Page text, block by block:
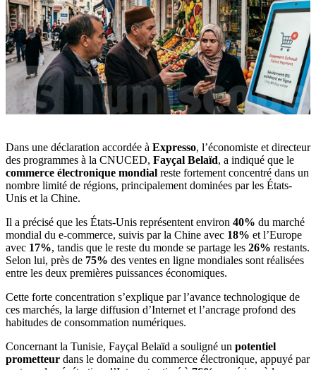
Dans une déclaration accordée à Expresso, l’économiste et directeur
des programmes à la CNUCED, Fayçal Belaïd, a indiqué que le
commerce électronique mondial reste fortement concentré dans un
nombre limité de régions, principalement dominées par les États-
Unis et la Chine.
Il a précisé que les États-Unis représentent environ 40% du marché
mondial du e-commerce, suivis par la Chine avec 18% et l’Europe
avec 17%, tandis que le reste du monde se partage les 26% restants.
Selon lui, près de 75% des ventes en ligne mondiales sont réalisées
entre les deux premières puissances économiques.
Cette forte concentration s’explique par l’avance technologique de
ces marchés, la large diffusion d’Internet et l’ancrage profond des
habitudes de consommation numériques.
Concernant la Tunisie, Fayçal Belaïd a souligné un potentiel
prometteur dans le domaine du commerce électronique, appuyé par